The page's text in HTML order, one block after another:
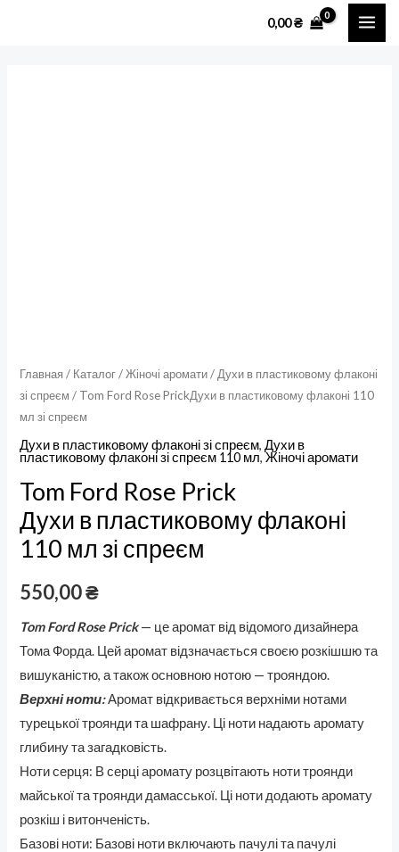
0,00₴
Главная / Каталог/Жіночі аромати/ Духи в пластиковому флаконі
зі спреєм / Tom Ford Rose PrickДухи в пластиковому флаконі 110
мл зі спреєм
Духи в пластиковому флаконі зі спреєм,Духи в
пластиковому флаконі зі спреєм 110 мл,Жіночі аромати
Tom Ford Rose Prick
Духи в пластиковому флаконі
110 мл зі спреєм
550,00₴
Tom Ford Rose Prick— це аромат від відомого дизайнера
Тома Форда. Цей аромат відзначається своєю розкішшю та
вишуканістю, а також основною нотою — трояндою.
Верхні ноти:Аромат відкривається верхніми нотами
турецької троянди та шафрану. Ці ноти надають аромату
глибину та загадковість.
Ноти серця: В серці аромату розцвітають ноти троянди
майської та троянди дамасської. Ці ноти додають аромату
розкіш і витонченість.
Базові ноти: Базові ноти включають пачулі та пачулі
спреєм